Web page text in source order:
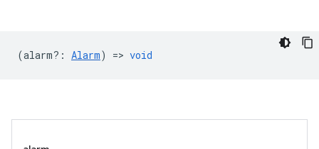
(alarm? : Alarm) => void